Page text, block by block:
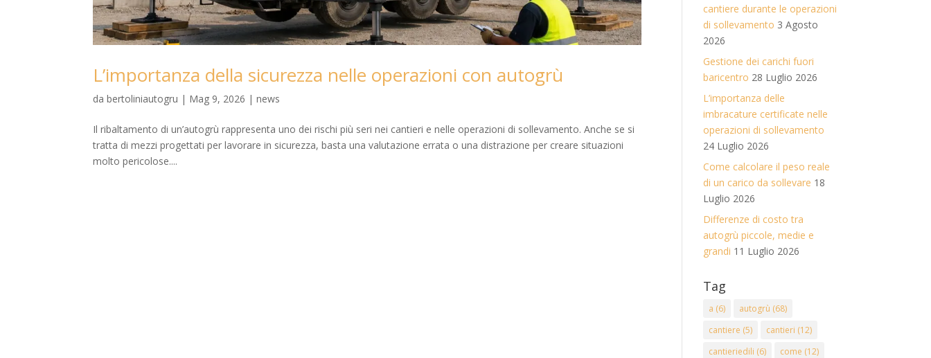
L’importanza della sicurezza nelle operazioni con autogrù
dabertoliniautogru | Mag 9, 2026 |news
Il ribaltamento di un’autogrù rappresenta uno dei rischi più seri nei cantieri e nelle operazioni di sollevamento. Anche se si
tratta di mezzi progettati per lavorare in sicurezza, basta una valutazione errata o una distrazione per creare situazioni
molto pericolose....
cantiere durante le operazioni
di sollevamento 3 Agosto
2026
Gestione dei carichi fuori
baricentro 28 Luglio 2026
L’importanza delle
imbracature certificate nelle
operazioni di sollevamento
24 Luglio 2026
Come calcolare il peso reale
di un carico da sollevare 18
Luglio 2026
Differenze di costo tra
autogrù piccole, medie e
grandi 11 Luglio 2026
Tag
a (6) autogrù (68)
cantiere (5) cantieri (12)
cantieriedili (6) come (12)